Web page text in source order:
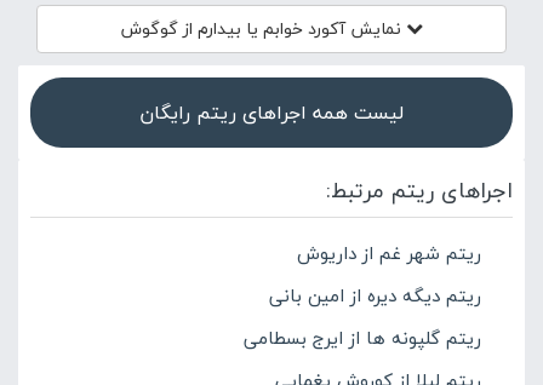
نمایش آکوردخوابم یا بیدارم از گوگوش
لیست همه اجراهای ریتم رایگان
اجراهای ریتم مرتبط:
ریتم شهر غم از داریوش
ریتم دیگه دیره از امین بانی
ریتم گلپونه ها از ایرج بسطامی